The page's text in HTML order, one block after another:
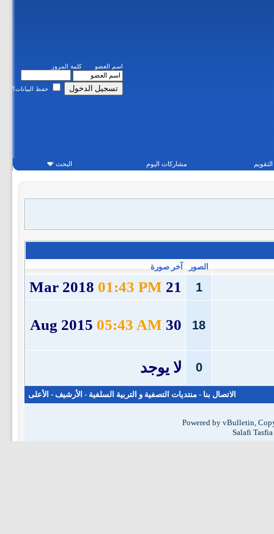
اسم العضو كلمة المرور
حفظ البيانات؟
التقويم مشاركات اليوم البحث
الصور آخر صورة
1
21 Mar 2018
01:43 PM
18
30 Aug 2015
05:43 AM
0 لا يوجد
الاتصال بنا - منتديات التصفية و التربية السلفية - الأرشيف - الأعلى
Powered by vBulletin,
Salafi